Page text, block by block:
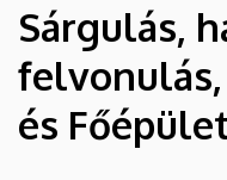
Sárgulás,
és